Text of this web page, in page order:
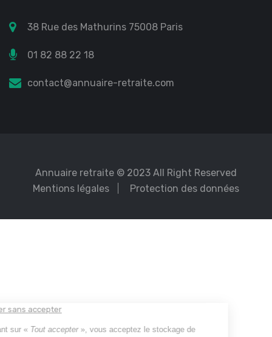
38 Rue des Mathurins 75008 Paris
01 82 88 22 18
contact@annuaire-retraite.com
Annuaire retraite © 2023 All Right Reserved
Mentions légales
Protection des données